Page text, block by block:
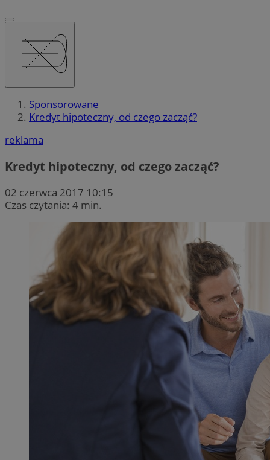
Sponsorowane
Kredyt hipoteczny, od czego zacząć?
reklama
Kredyt hipoteczny, od czego zacząć?
02 czerwca 2017 10:15
Czas czytania: 4 min.